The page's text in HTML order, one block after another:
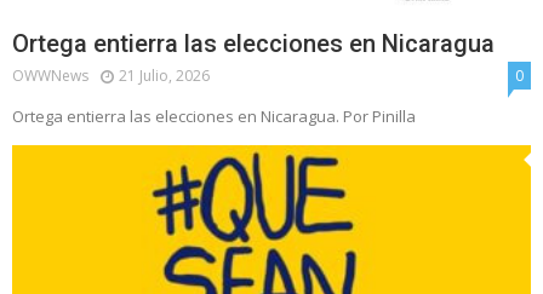
Ortega entierra las elecciones en Nicaragua
OWWNews 21 Julio, 2026 0
Ortega entierra las elecciones en Nicaragua. Por Pinilla